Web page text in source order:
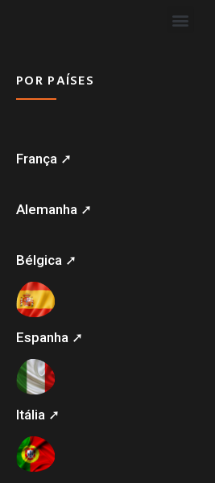
POR PAÍSES
França ➚
Alemanha ➚
Bélgica ➚
Espanha ➚
Itália ➚